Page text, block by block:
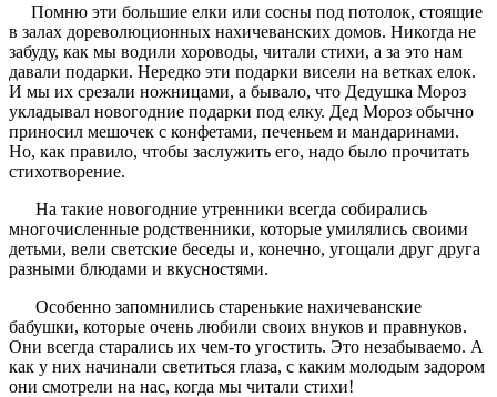
Помню эти большие елки или сосны под потолок, стоящие
в залах дореволюционных нахичеванских домов. Никогда не
забуду, как мы водили хороводы, читали стихи, а за это нам
давали подарки. Нередко эти подарки висели на ветках елок.
И мы их срезали ножницами, а бывало, что Дедушка Мороз
укладывал новогодние подарки под елку. Дед Мороз обычно
приносил мешочек с конфетами, печеньем и мандаринами.
Но, как правило, чтобы заслужить его, надо было прочитать
стихотворение.
На такие новогодние утренники всегда собирались
многочисленные родственники, которые умилялись своими
детьми, вели светские беседы и, конечно, угощали друг друга
разными блюдами и вкусностями.
Особенно запомнились старенькие нахичеванские
бабушки, которые очень любили своих внуков и правнуков.
Они всегда старались их чем-то угостить. Это незабываемо. А
как у них начинали светиться глаза, с каким молодым задором
они смотрели на нас, когда мы читали стихи!